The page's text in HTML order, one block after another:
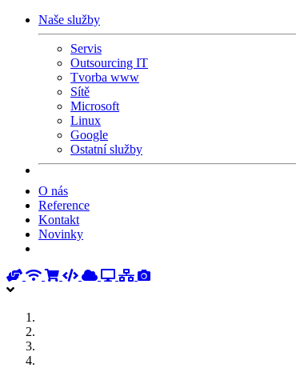
Naše služby
Servis
Outsourcing IT
Tvorba www
Sítě
Microsoft
Linux
Google
Ostatní služby
O nás
Reference
Kontakt
Novinky